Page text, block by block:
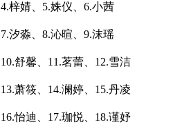
4.梓婧、5.姝仪、6.小茜
7.汐淼、8.沁暄、9.沫瑶
10.舒馨、11.茗蕾、12.雪洁
13.萧筱、14.澜婷、15.丹凌
16.怡迪、17.珈悦、18.谨妤